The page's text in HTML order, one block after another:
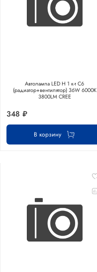
Автолампа LED Н 1 к-т C6
(радиатор+вентилятор) 36W 6000K
3800LM CREE
348 ₽
В корзину